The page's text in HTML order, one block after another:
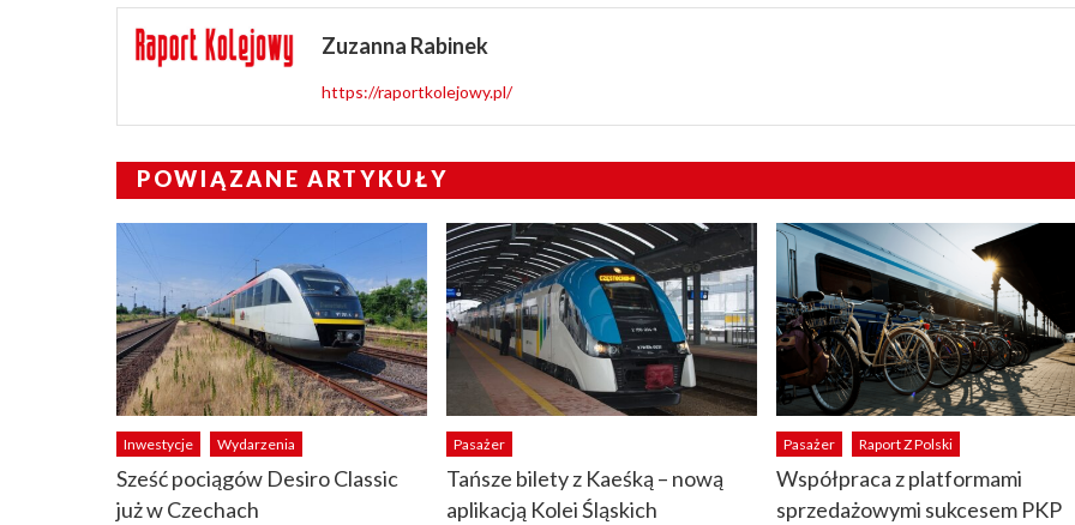
Zuzanna Rabinek
https://raportkolejowy.pl/
POWIĄZANE ARTYKUŁY
Inwestycje Wydarzenia
Sześć pociągów Desiro Classic
już w Czechach
Pasażer
Tańsze bilety z Kaeśką – nową
aplikacją Kolei Śląskich
Pasażer Raport Z Polski
Współpraca z platformami
sprzedażowymi sukcesem PKP